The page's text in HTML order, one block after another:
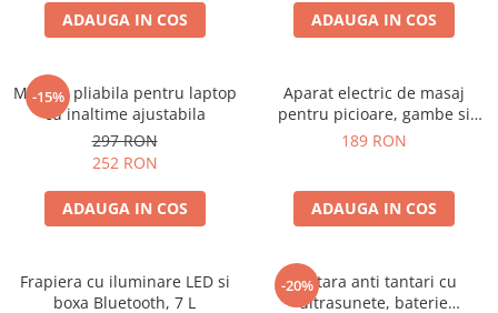
ADAUGA IN COS ADAUGA IN COS
-15%
Masuta pliabila pentru laptop
cu inaltime ajustabila
297 RON
252 RON
ADAUGA IN COS
Aparat electric de masaj
pentru picioare, gambe si
brate
189 RON
ADAUGA IN COS
Frapiera cu iluminare LED si
boxa Bluetooth, 7 L
-20%
Bratara anti tantari cu
ultrasunete, baterie